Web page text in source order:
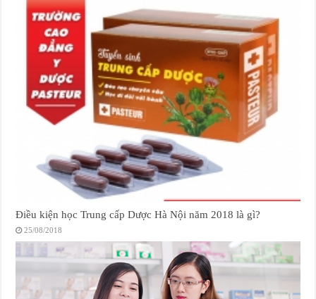
Điều kiện học Trung cấp Dược Hà Nội năm 2018 là gì?
25/08/2018